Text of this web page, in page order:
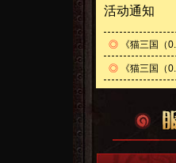
活动通知
◎ 《猫三国（
◎ 《猫三国（